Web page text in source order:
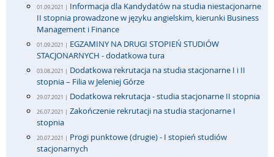
01.09.2021 | Informacja dla Kandydatów na studia niestacjonarne
II stopnia prowadzone w języku angielskim, kierunki Business
Management i Finance
01.09.2021 | EGZAMINY NA DRUGI STOPIEŃ STUDIÓW
STACJONARNYCH - dodatkowa tura
03.08.2021 | Dodatkowa rekrutacja na studia stacjonarne I i II
stopnia – Filia w Jeleniej Górze
29.07.2021 | Dodatkowa rekrutacja - studia stacjonarne II stopnia
26.07.2021 | Zakończenie rekrutacji na studia stacjonarne I
stopnia
20.07.2021 | Progi punktowe (drugie) - I stopień studiów
stacjonarnych